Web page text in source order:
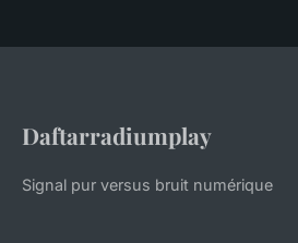
Daftarradiumplay
Signal pur versus bruit numérique